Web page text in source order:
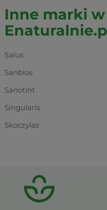
Inne marki w
Salus
Sanbios
Sanotint
Singularis
Skoczylas